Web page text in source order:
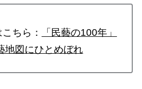
ちら：
「民藝の100年」
地図にひとめぼれ